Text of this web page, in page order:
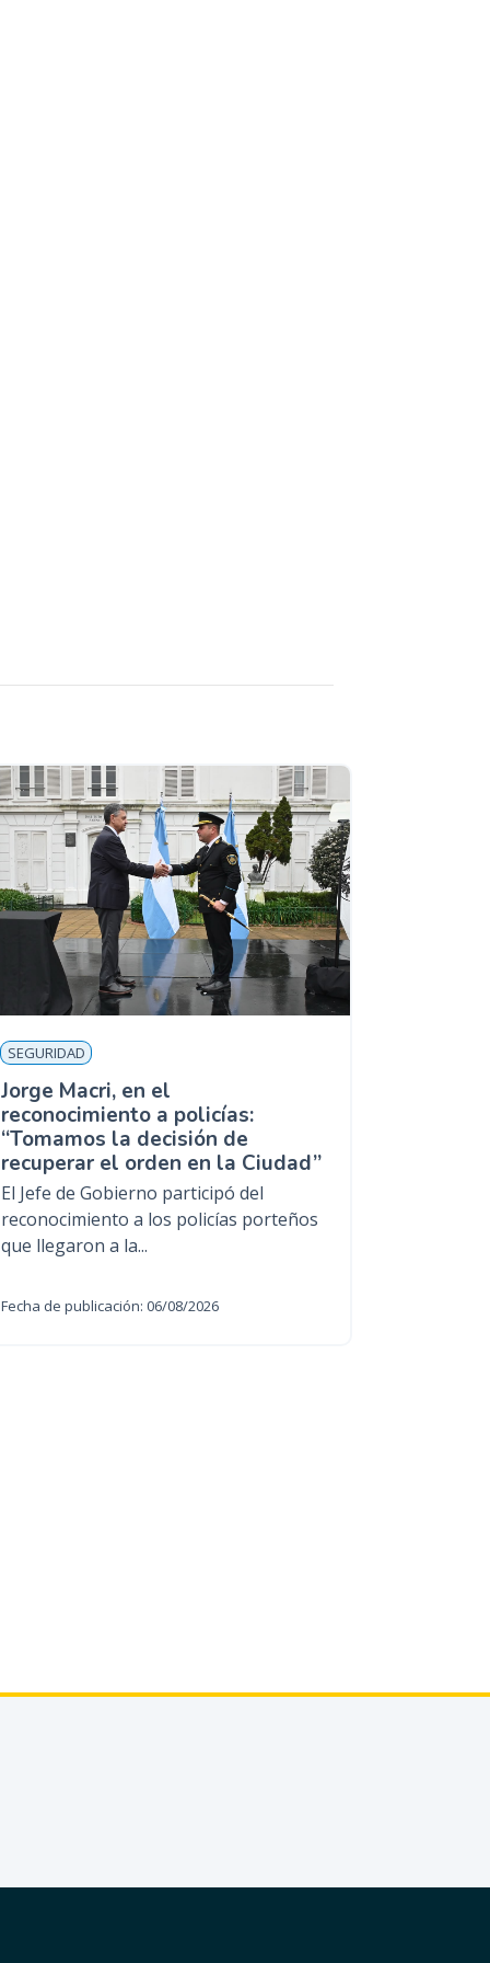
SEGURIDAD
Jorge Macri, en el
reconocimiento a policías:
“Tomamos la decisión de
recuperar el orden en la Ciudad”
El Jefe de Gobierno participó del
reconocimiento a los policías porteños
que llegaron a la...
Fecha de publicación: 06/08/2026